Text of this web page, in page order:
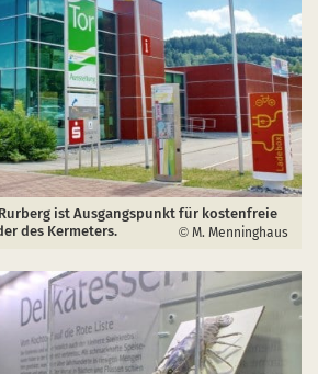
ist Ausgangspunkt für kostenfreie
des Kermeters.
M. Menninghaus